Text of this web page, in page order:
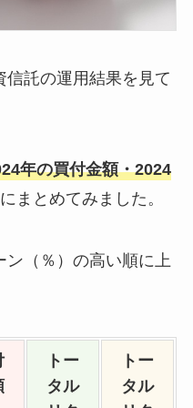
託の運用結果を見て
年の買付金額・2024
まとめてみました。
（％）の高い順に上
トー
タル
トー
タル